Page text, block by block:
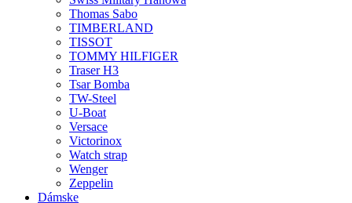
Thomas Sabo
TIMBERLAND
TISSOT
TOMMY HILFIGER
Traser H3
Tsar Bomba
TW-Steel
U-Boat
Versace
Victorinox
Watch strap
Wenger
Zeppelin
Dámske